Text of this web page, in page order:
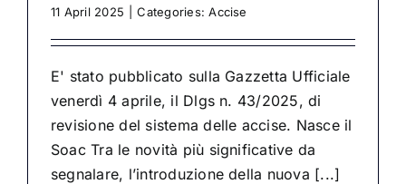
11 April 2025 Categories:Accise
E' stato pubblicato sulla Gazzetta Ufficiale
venerdì 4 aprile, il Dlgs n. 43/2025, di
revisione del sistema delle accise. Nasce il
Soac Tra le novità più significative da
segnalare, l’introduzione della nuova [...]